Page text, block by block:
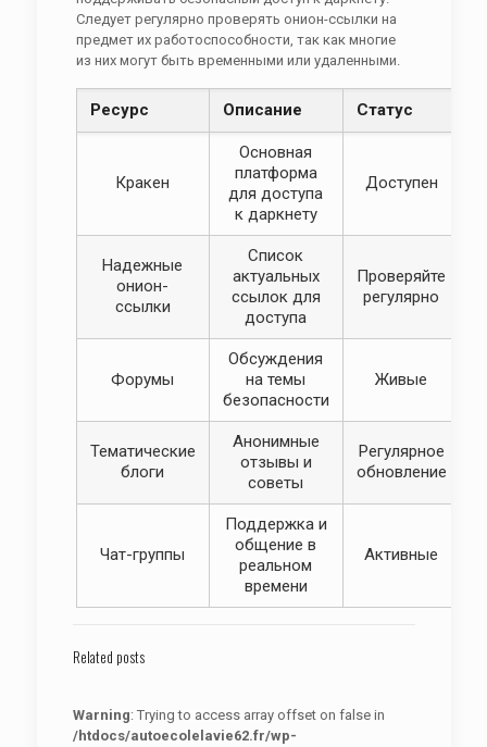
Следует регулярно проверять онион-ссылки на
предмет их работоспособности, так как многие
из них могут быть временными или удаленными.
Ресурс Описание Статус
Кракен
Основная
платформа
для доступа
к даркнету
Доступен
Надежные
онион-
ссылки
Список
актуальных
ссылок для
доступа
Проверяйте
регулярно
Форумы
Обсуждения
на темы
безопасности
Живые
Тематические
блоги
Анонимные
отзывы и
советы
Регулярное
обновление
Чат-группы
Поддержка и
общение в
реальном
времени
Активные
Related posts
Warning: Trying to access array offset on false in
/htdocs/autoecolelavie62.fr/wp-